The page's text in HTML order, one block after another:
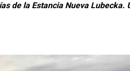
de la Estancia Nueva